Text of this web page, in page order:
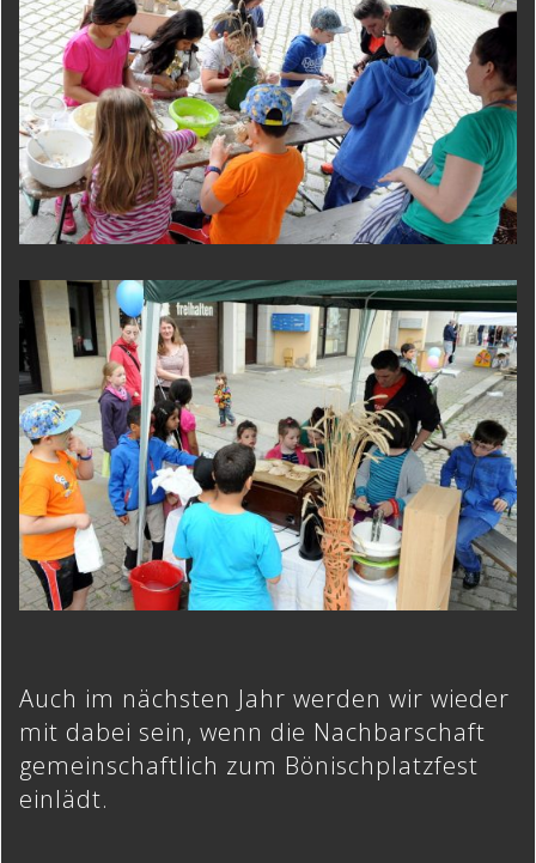
Auch im nächsten Jahr werden wir wieder
mit dabei sein, wenn die Nachbarschaft
gemeinschaftlich zum Bönischplatzfest
einlädt.